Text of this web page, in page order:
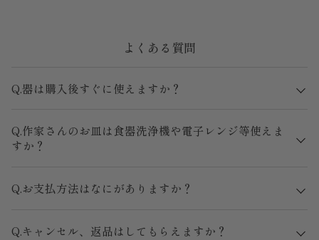
よくある質問
Q.器は購入後すぐに使えますか？
Q.作家さんのお皿は食器洗浄機や電子レンジ等使えま
すか？
Q.お支払方法はなにがありますか？
Q.キャンセル、返品はしてもらえますか？